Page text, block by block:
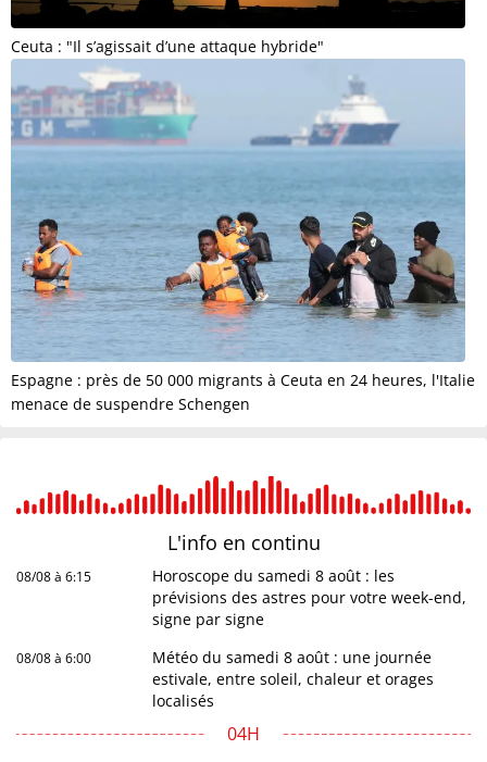
Ceuta : "Il s’agissait d’une attaque hybride"
Espagne : près de 50 000 migrants à Ceuta en 24 heures, l'Italie
menace de suspendre Schengen
L'info en continu
08/08 à 6:15
Horoscope du samedi 8 août : les
prévisions des astres pour votre week-end,
signe par signe
08/08 à 6:00
Météo du samedi 8 août : une journée
estivale, entre soleil, chaleur et orages
localisés
04H